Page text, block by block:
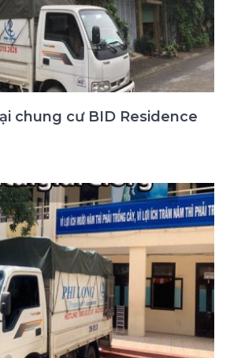
chung cư BID Residence